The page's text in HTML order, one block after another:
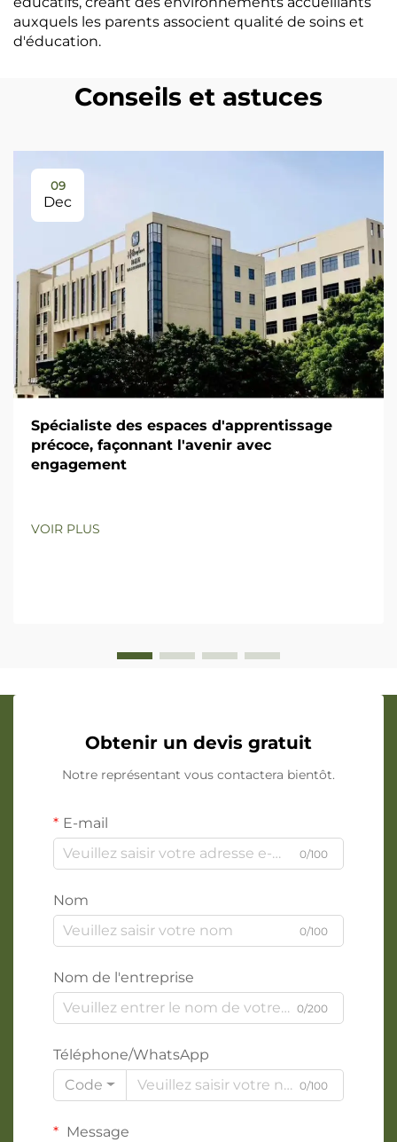
auxquels les parents associent qualité de soins et
d'éducation.
Conseils et astuces
09
Dec
Spécialiste des espaces d'apprentissage
précoce, façonnant l'avenir avec
engagement
VOIR PLUS
Obtenir un devis gratuit
Notre représentant vous contactera bientôt.
E-mail
0/100
Nom
0/100
Nom de l'entreprise
0/200
Téléphone/WhatsApp
Code
0/100
Message